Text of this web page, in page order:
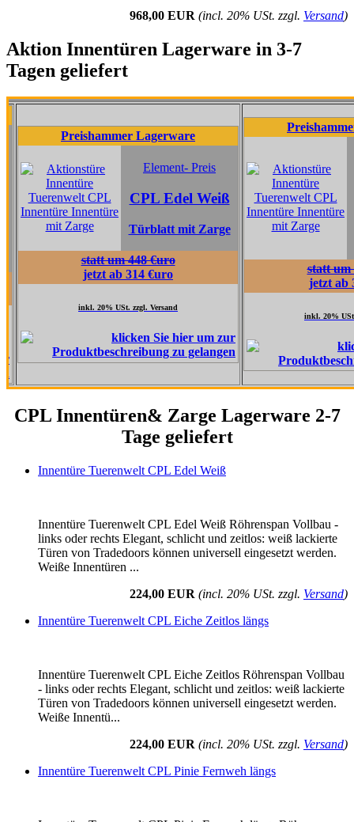
968,00 EUR (incl. 20% USt. zzgl. Versand)
Aktion Innentüren Lagerware in 3-7
Tagen geliefert
Preishammer Lagerware
Element- Preis
CPL Edel Weiß
Türblatt mit Zarge
statt um 448 €uro
jetzt ab 314 €uro
inkl. 20% USt. zzgl. Versand
Preishammer
CPL
statt um 517
jetzt ab 362
inkl. 20% USt. zzgl.
CPL Innentüren& Zarge Lagerware 2-7
Tage geliefert
Innentüre Tuerenwelt CPL Edel Weiß
Innentüre Tuerenwelt CPL Edel Weiß Röhrenspan Vollbau -
links oder rechts Elegant, schlicht und zeitlos: weiß lackierte
Türen von Tradedoors können universell eingesetzt werden.
Weiße Innentüren ...
224,00 EUR (incl. 20% USt. zzgl. Versand)
Innentüre Tuerenwelt CPL Eiche Zeitlos längs
Innentüre Tuerenwelt CPL Eiche Zeitlos Röhrenspan Vollbau
- links oder rechts Elegant, schlicht und zeitlos: weiß lackierte
Türen von Tradedoors können universell eingesetzt werden.
Weiße Innentü...
224,00 EUR (incl. 20% USt. zzgl. Versand)
Innentüre Tuerenwelt CPL Pinie Fernweh längs